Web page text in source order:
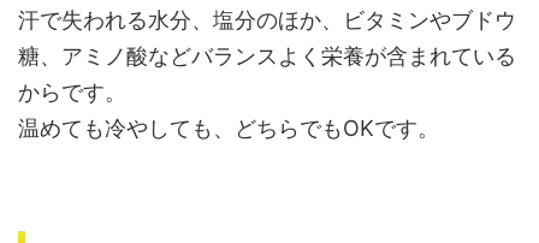
汗で失われる水分、塩分のほか、ビタミンやブドウ
糖、アミノ酸などバランスよく栄養が含まれている
からです。
温めても冷やしても、どちらでもOKです。